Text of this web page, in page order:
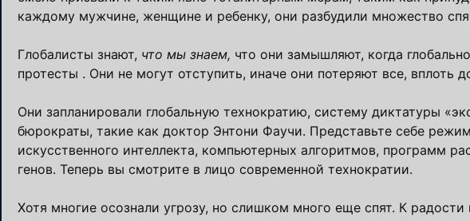
каждому мужчине, женщине и ребенку, они разбудили множество
Глобалисты знают, что мы знаем, что они замышляют, когда
протесты . Они не могут отступить, иначе они потеряют все, вплоть
Они запланировали глобальную технократию, систему диктатуры
бюрократы, такие как доктор Энтони Фаучи. Представьте себе
искусственного интеллекта, компьютерных алгоритмов, программ
генов. Теперь вы смотрите в лицо современной технократии.
Хотя многие осознали угрозу, но слишком много еще спят. К